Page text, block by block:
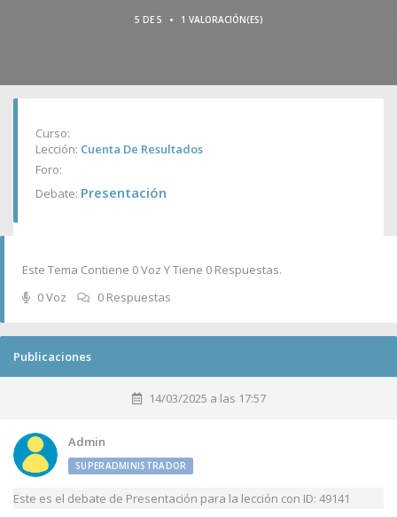
5 DE 5 • 1 VALORACIÓN(ES)
Curso:
Lección: Cuenta De Resultados
Foro:
Debate: Presentación
Este Tema Contiene 0 Voz Y Tiene 0 Respuestas.
0 Voz
0 Respuestas
Publicaciones
14/03/2025 a las 17:57
Admin
SUPERADMINISTRADOR
Este es el debate de Presentación para la lección con ID: 49141